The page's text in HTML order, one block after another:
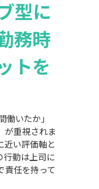
型に
務時
トを
いたか」
が重視されま
近い評価軸と
行動は上司に
責任を持って